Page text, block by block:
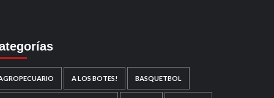
A LOS BOTES! BASQUETBOL